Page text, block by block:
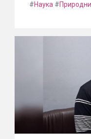
#Наука #